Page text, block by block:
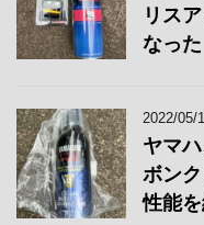
リス
なった
2022/05/
ヤマ
ボン
性能